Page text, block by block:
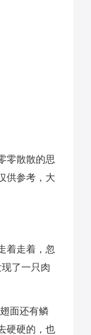
零散散的思
供参考，大
着走着，忽
了一只肉
面还有鳞
硬硬的，也